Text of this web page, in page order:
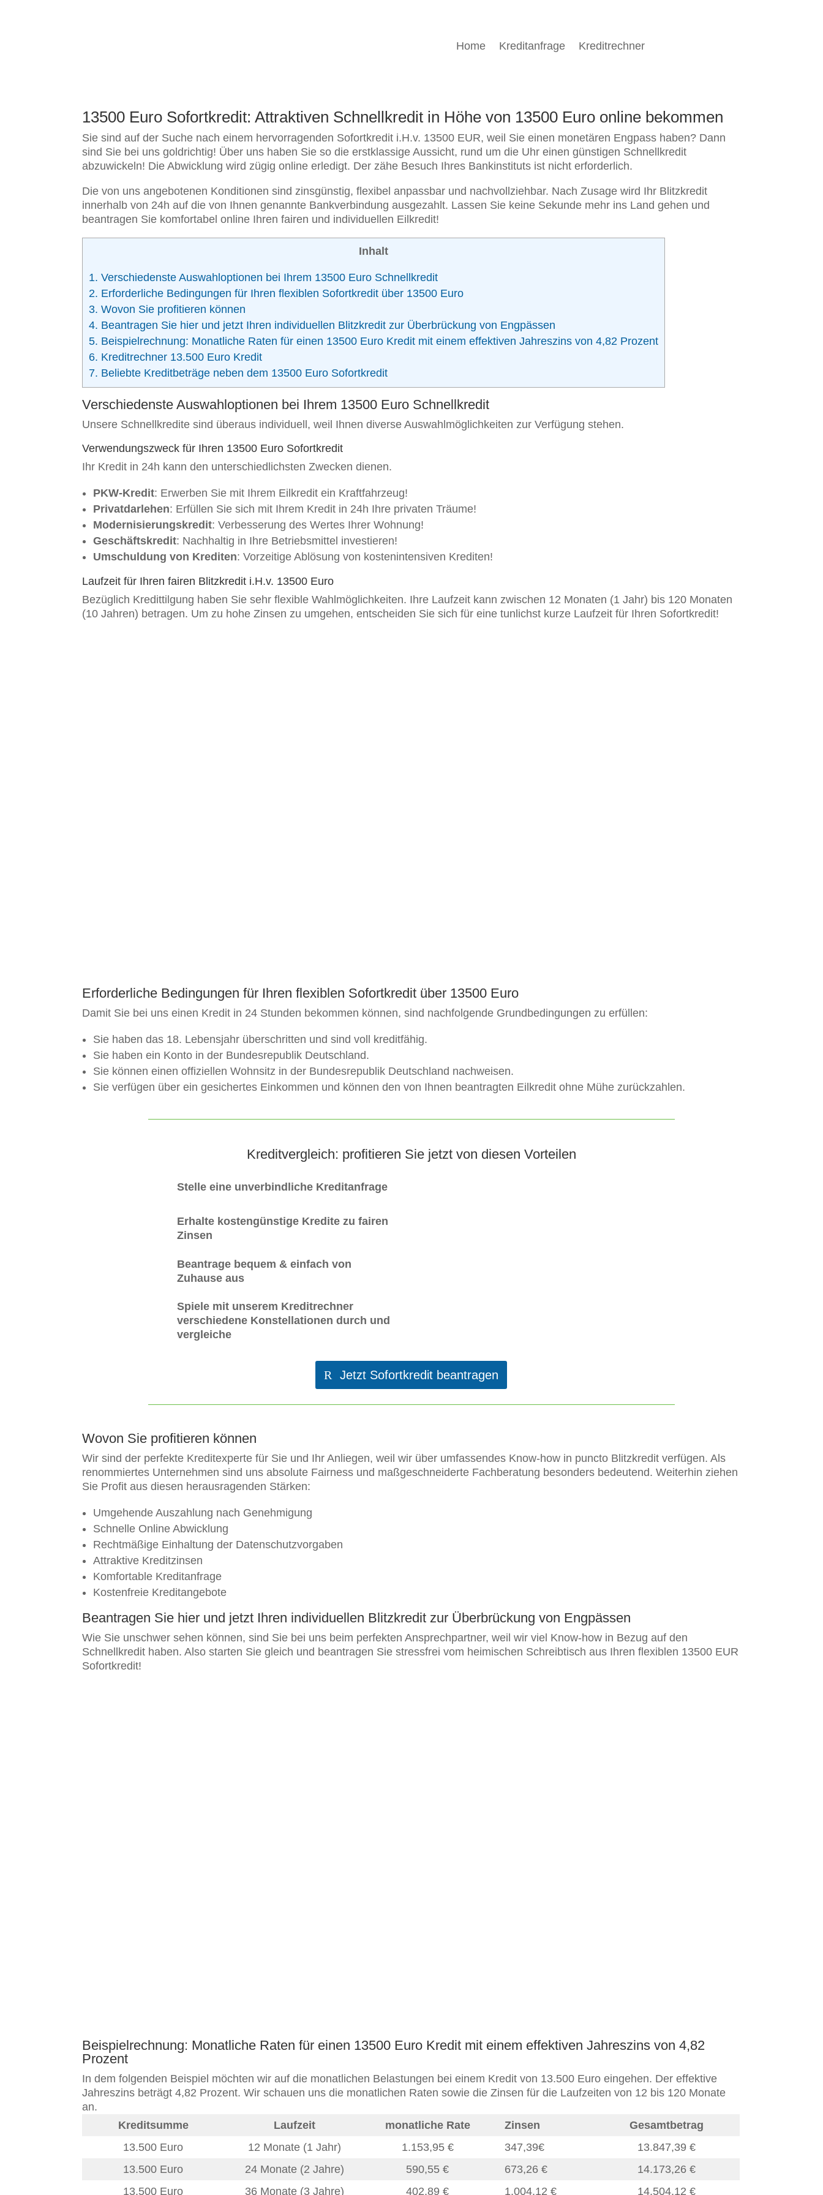
Home Kreditanfrage Kreditrechner
13500 Euro Sofortkredit: Attraktiven Schnellkredit in Höhe von 13500 Euro online bekommen
Sie sind auf der Suche nach einem hervorragenden Sofortkredit i.H.v. 13500 EUR, weil Sie einen monetären Engpass haben? Dann
sind Sie bei uns goldrichtig! Über uns haben Sie so die erstklassige Aussicht, rund um die Uhr einen günstigen Schnellkredit
abzuwickeln! Die Abwicklung wird zügig online erledigt. Der zähe Besuch Ihres Bankinstituts ist nicht erforderlich.
Die von uns angebotenen Konditionen sind zinsgünstig, flexibel anpassbar und nachvollziehbar. Nach Zusage wird Ihr Blitzkredit
innerhalb von 24h auf die von Ihnen genannte Bankverbindung ausgezahlt. Lassen Sie keine Sekunde mehr ins Land gehen und
beantragen Sie komfortabel online Ihren fairen und individuellen Eilkredit!
Inhalt
1. Verschiedenste Auswahloptionen bei Ihrem 13500 Euro Schnellkredit
2. Erforderliche Bedingungen für Ihren flexiblen Sofortkredit über 13500 Euro
3. Wovon Sie profitieren können
4. Beantragen Sie hier und jetzt Ihren individuellen Blitzkredit zur Überbrückung von Engpässen
5. Beispielrechnung: Monatliche Raten für einen 13500 Euro Kredit mit einem effektiven Jahreszins von 4,82 Prozent
6. Kreditrechner 13.500 Euro Kredit
7. Beliebte Kreditbeträge neben dem 13500 Euro Sofortkredit
Verschiedenste Auswahloptionen bei Ihrem 13500 Euro Schnellkredit
Unsere Schnellkredite sind überaus individuell, weil Ihnen diverse Auswahlmöglichkeiten zur Verfügung stehen.
Verwendungszweck für Ihren 13500 Euro Sofortkredit
Ihr Kredit in 24h kann den unterschiedlichsten Zwecken dienen.
PKW-Kredit: Erwerben Sie mit Ihrem Eilkredit ein Kraftfahrzeug!
Privatdarlehen: Erfüllen Sie sich mit Ihrem Kredit in 24h Ihre privaten Träume!
Modernisierungskredit: Verbesserung des Wertes Ihrer Wohnung!
Geschäftskredit: Nachhaltig in Ihre Betriebsmittel investieren!
Umschuldung von Krediten: Vorzeitige Ablösung von kostenintensiven Krediten!
Laufzeit für Ihren fairen Blitzkredit i.H.v. 13500 Euro
Bezüglich Kredittilgung haben Sie sehr flexible Wahlmöglichkeiten. Ihre Laufzeit kann zwischen 12 Monaten (1 Jahr) bis 120 Monaten
(10 Jahren) betragen. Um zu hohe Zinsen zu umgehen, entscheiden Sie sich für eine tunlichst kurze Laufzeit für Ihren Sofortkredit!
Erforderliche Bedingungen für Ihren flexiblen Sofortkredit über 13500 Euro
Damit Sie bei uns einen Kredit in 24 Stunden bekommen können, sind nachfolgende Grundbedingungen zu erfüllen:
Sie haben das 18. Lebensjahr überschritten und sind voll kreditfähig.
Sie haben ein Konto in der Bundesrepublik Deutschland.
Sie können einen offiziellen Wohnsitz in der Bundesrepublik Deutschland nachweisen.
Sie verfügen über ein gesichertes Einkommen und können den von Ihnen beantragten Eilkredit ohne Mühe zurückzahlen.
Kreditvergleich: profitieren Sie jetzt von diesen Vorteilen
Stelle eine unverbindliche Kreditanfrage
Erhalte kostengünstige Kredite zu fairen
Zinsen
Beantrage bequem & einfach von
Zuhause aus
Spiele mit unserem Kreditrechner
verschiedene Konstellationen durch und
vergleiche
Jetzt Sofortkredit beantragen
Wovon Sie profitieren können
Wir sind der perfekte Kreditexperte für Sie und Ihr Anliegen, weil wir über umfassendes Know-how in puncto Blitzkredit verfügen. Als
renommiertes Unternehmen sind uns absolute Fairness und maßgeschneiderte Fachberatung besonders bedeutend. Weiterhin ziehen
Sie Profit aus diesen herausragenden Stärken:
Umgehende Auszahlung nach Genehmigung
Schnelle Online Abwicklung
Rechtmäßige Einhaltung der Datenschutzvorgaben
Attraktive Kreditzinsen
Komfortable Kreditanfrage
Kostenfreie Kreditangebote
Beantragen Sie hier und jetzt Ihren individuellen Blitzkredit zur Überbrückung von Engpässen
Wie Sie unschwer sehen können, sind Sie bei uns beim perfekten Ansprechpartner, weil wir viel Know-how in Bezug auf den
Schnellkredit haben. Also starten Sie gleich und beantragen Sie stressfrei vom heimischen Schreibtisch aus Ihren flexiblen 13500 EUR
Sofortkredit!
Beispielrechnung: Monatliche Raten für einen 13500 Euro Kredit mit einem effektiven Jahreszins von 4,82
Prozent
In dem folgenden Beispiel möchten wir auf die monatlichen Belastungen bei einem Kredit von 13.500 Euro eingehen. Der effektive
Jahreszins beträgt 4,82 Prozent. Wir schauen uns die monatlichen Raten sowie die Zinsen für die Laufzeiten von 12 bis 120 Monate
an.
Kreditsumme
Laufzeit monatliche Rate Zinsen
Gesamtbetrag
13.500 Euro
12 Monate (1 Jahr) 1.153,95 € 347,39€ 13.847,39 €
13.500 Euro
24 Monate (2 Jahre) 590,55€ 673,26€ 14.173,26 €
13.500 Euro
36 Monate (3 Jahre) 402,89€ 1.004,12€ 14.504,12 €